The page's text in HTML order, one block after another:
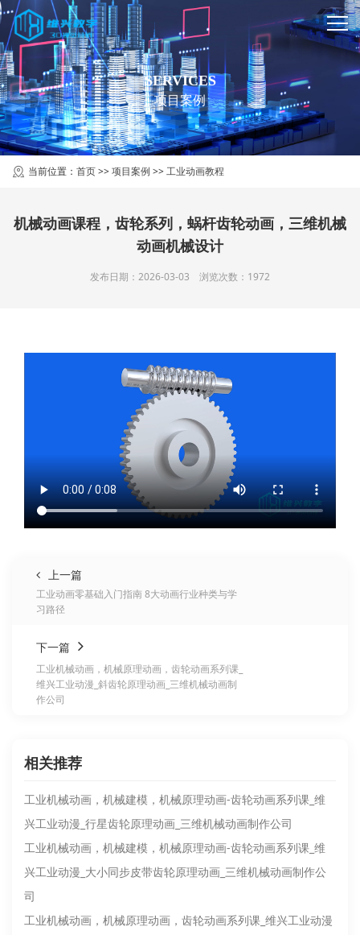
SERVICES
项目案例
当前位置： 首页>>项目案例 >>工业动画教程
机械动画课程，齿轮系列，蜗杆齿轮动画，三维机械
动画机械设计
发布日期：2026-03-03 浏览次数：1972
上一篇
工业动画零基础入门指南 8大动画行业种类与学
习路径
下一篇
工业机械动画，机械原理动画，齿轮动画系列课_
维兴工业动漫_斜齿轮原理动画_三维机械动画制
作公司
相关推荐
工业机械动画，机械建模，机械原理动画-齿轮动画系列课_维
兴工业动漫_行星齿轮原理动画_三维机械动画制作公司
工业机械动画，机械建模，机械原理动画-齿轮动画系列课_维
兴工业动漫_大小同步皮带齿轮原理动画_三维机械动画制作公
司
工业机械动画，机械原理动画，齿轮动画系列课_维兴工业动漫